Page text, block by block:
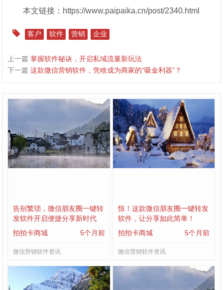
本文链接：https://www.paipaika.cn/post/2340.html
客户 软件 营销 企业
上一篇掌握软件秘诀，开启私域流量新玩法
下一篇这款微信营销软件，凭啥成为商家的“吸金利器”？
告别繁琐，微信朋友圈一键转
发软件开启便捷分享新时代
拍拍卡商城
5个月前
微信营销软件资讯
惊！这款微信朋友圈一键转发
软件，让分享如此简单！
拍拍卡商城
5个月前
微信营销软件资讯